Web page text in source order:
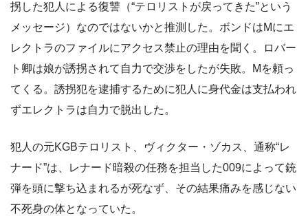
拐した犯人による復讐（“テロリストが戻ってきた”という
メッセージ）なのではないかと推測した。ボンドはMにエ
レクトラのファイルにアクセス禁止の理由を聞く。ロバー
ト卿は娘が誘拐されて自力で交渉をしたが失敗。Mを頼っ
てくる。誘拐犯を逮捕するために犯人に身代金は支払われ
ずエレクトラは自力で脱出した。
犯人の元KGBテロリスト、ヴィクター・ゾカス、通称“レ
ナード”は、レナード暗殺の任務を担当した009によって銃
弾を頭に撃ち込まれるが死なず、その結果痛みを感じない
不死身の体となっていた。